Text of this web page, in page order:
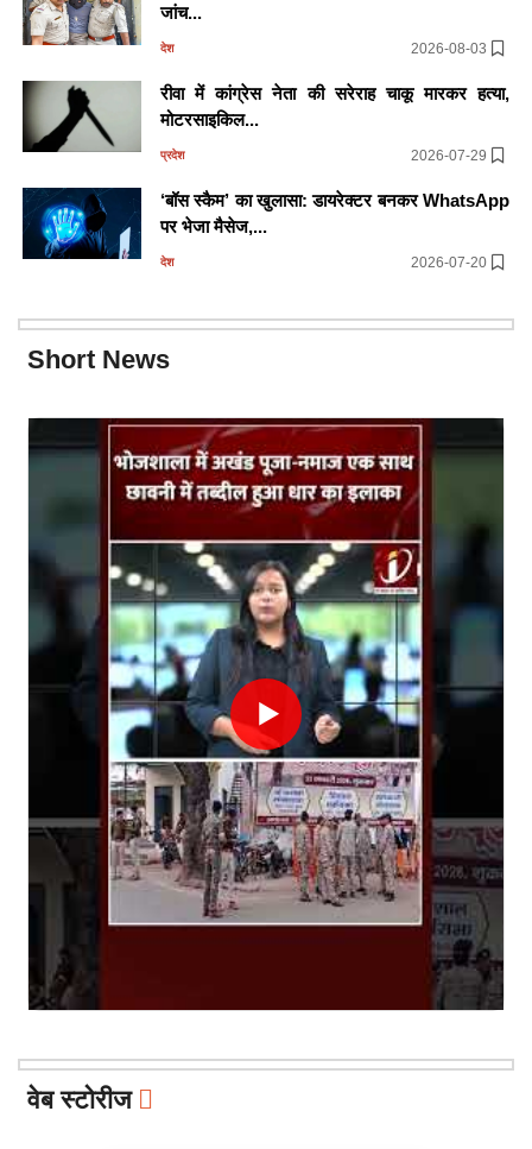
जांच...
देश 2026-08-03
रीवा में कांग्रेस नेता की सरेराह चाकू मारकर हत्या,
मोटरसाइकिल...
प्रदेश 2026-07-29
‘बॉस स्कैम’ का खुलासा: डायरेक्टर बनकर WhatsApp
पर भेजा मैसेज,...
देश 2026-07-20
Short News
▶
वेब स्टोरीज